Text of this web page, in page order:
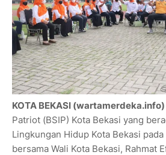
KOTA BEKASI (wartamerdeka.info)
Patriot (BSIP) Kota Bekasi yang
Lingkungan Hidup Kota Bekasi
bersama Wali Kota Bekasi, Rahmat